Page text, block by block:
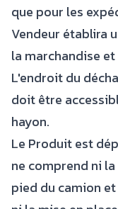
que pour les
Vendeur établira
la marchandise
L'endroit du
doit être
hayon.
Le Produit est
ne comprend ni
pied du camion